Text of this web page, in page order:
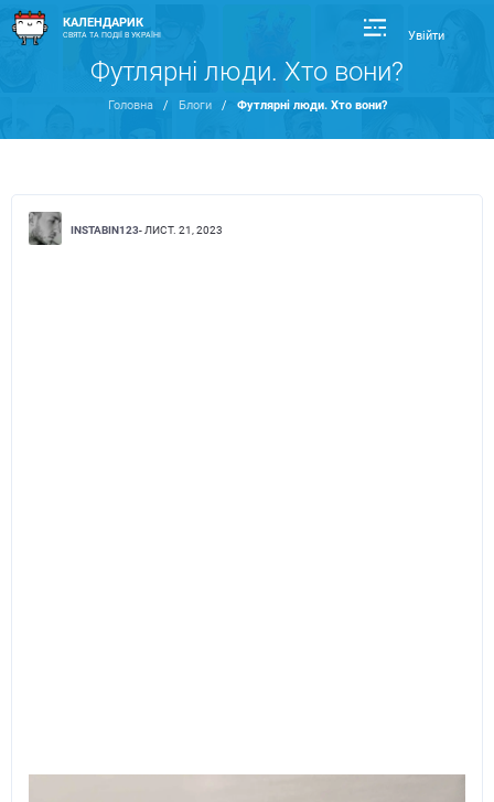
КАЛЕНДАРИК
СВЯТА ТА ПОДІЇ В УКРАЇНІ Увійти
Футлярні люди. Хто вони?
Головна / Блоги / Футлярні люди. Хто вони?
INSTABIN123- ЛИСТ. 21, 2023